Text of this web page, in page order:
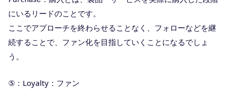
にいるリードのことです。
ここでアプローチを終わらせることなく、フォローなどを継
続することで、ファン化を目指していくことになるでしょ
う。
⑤：Loyalty：ファン